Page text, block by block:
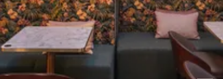
ES/EN/RU